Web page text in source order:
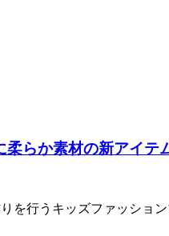
らか素材の新アイテ
を行うキッズファッショ